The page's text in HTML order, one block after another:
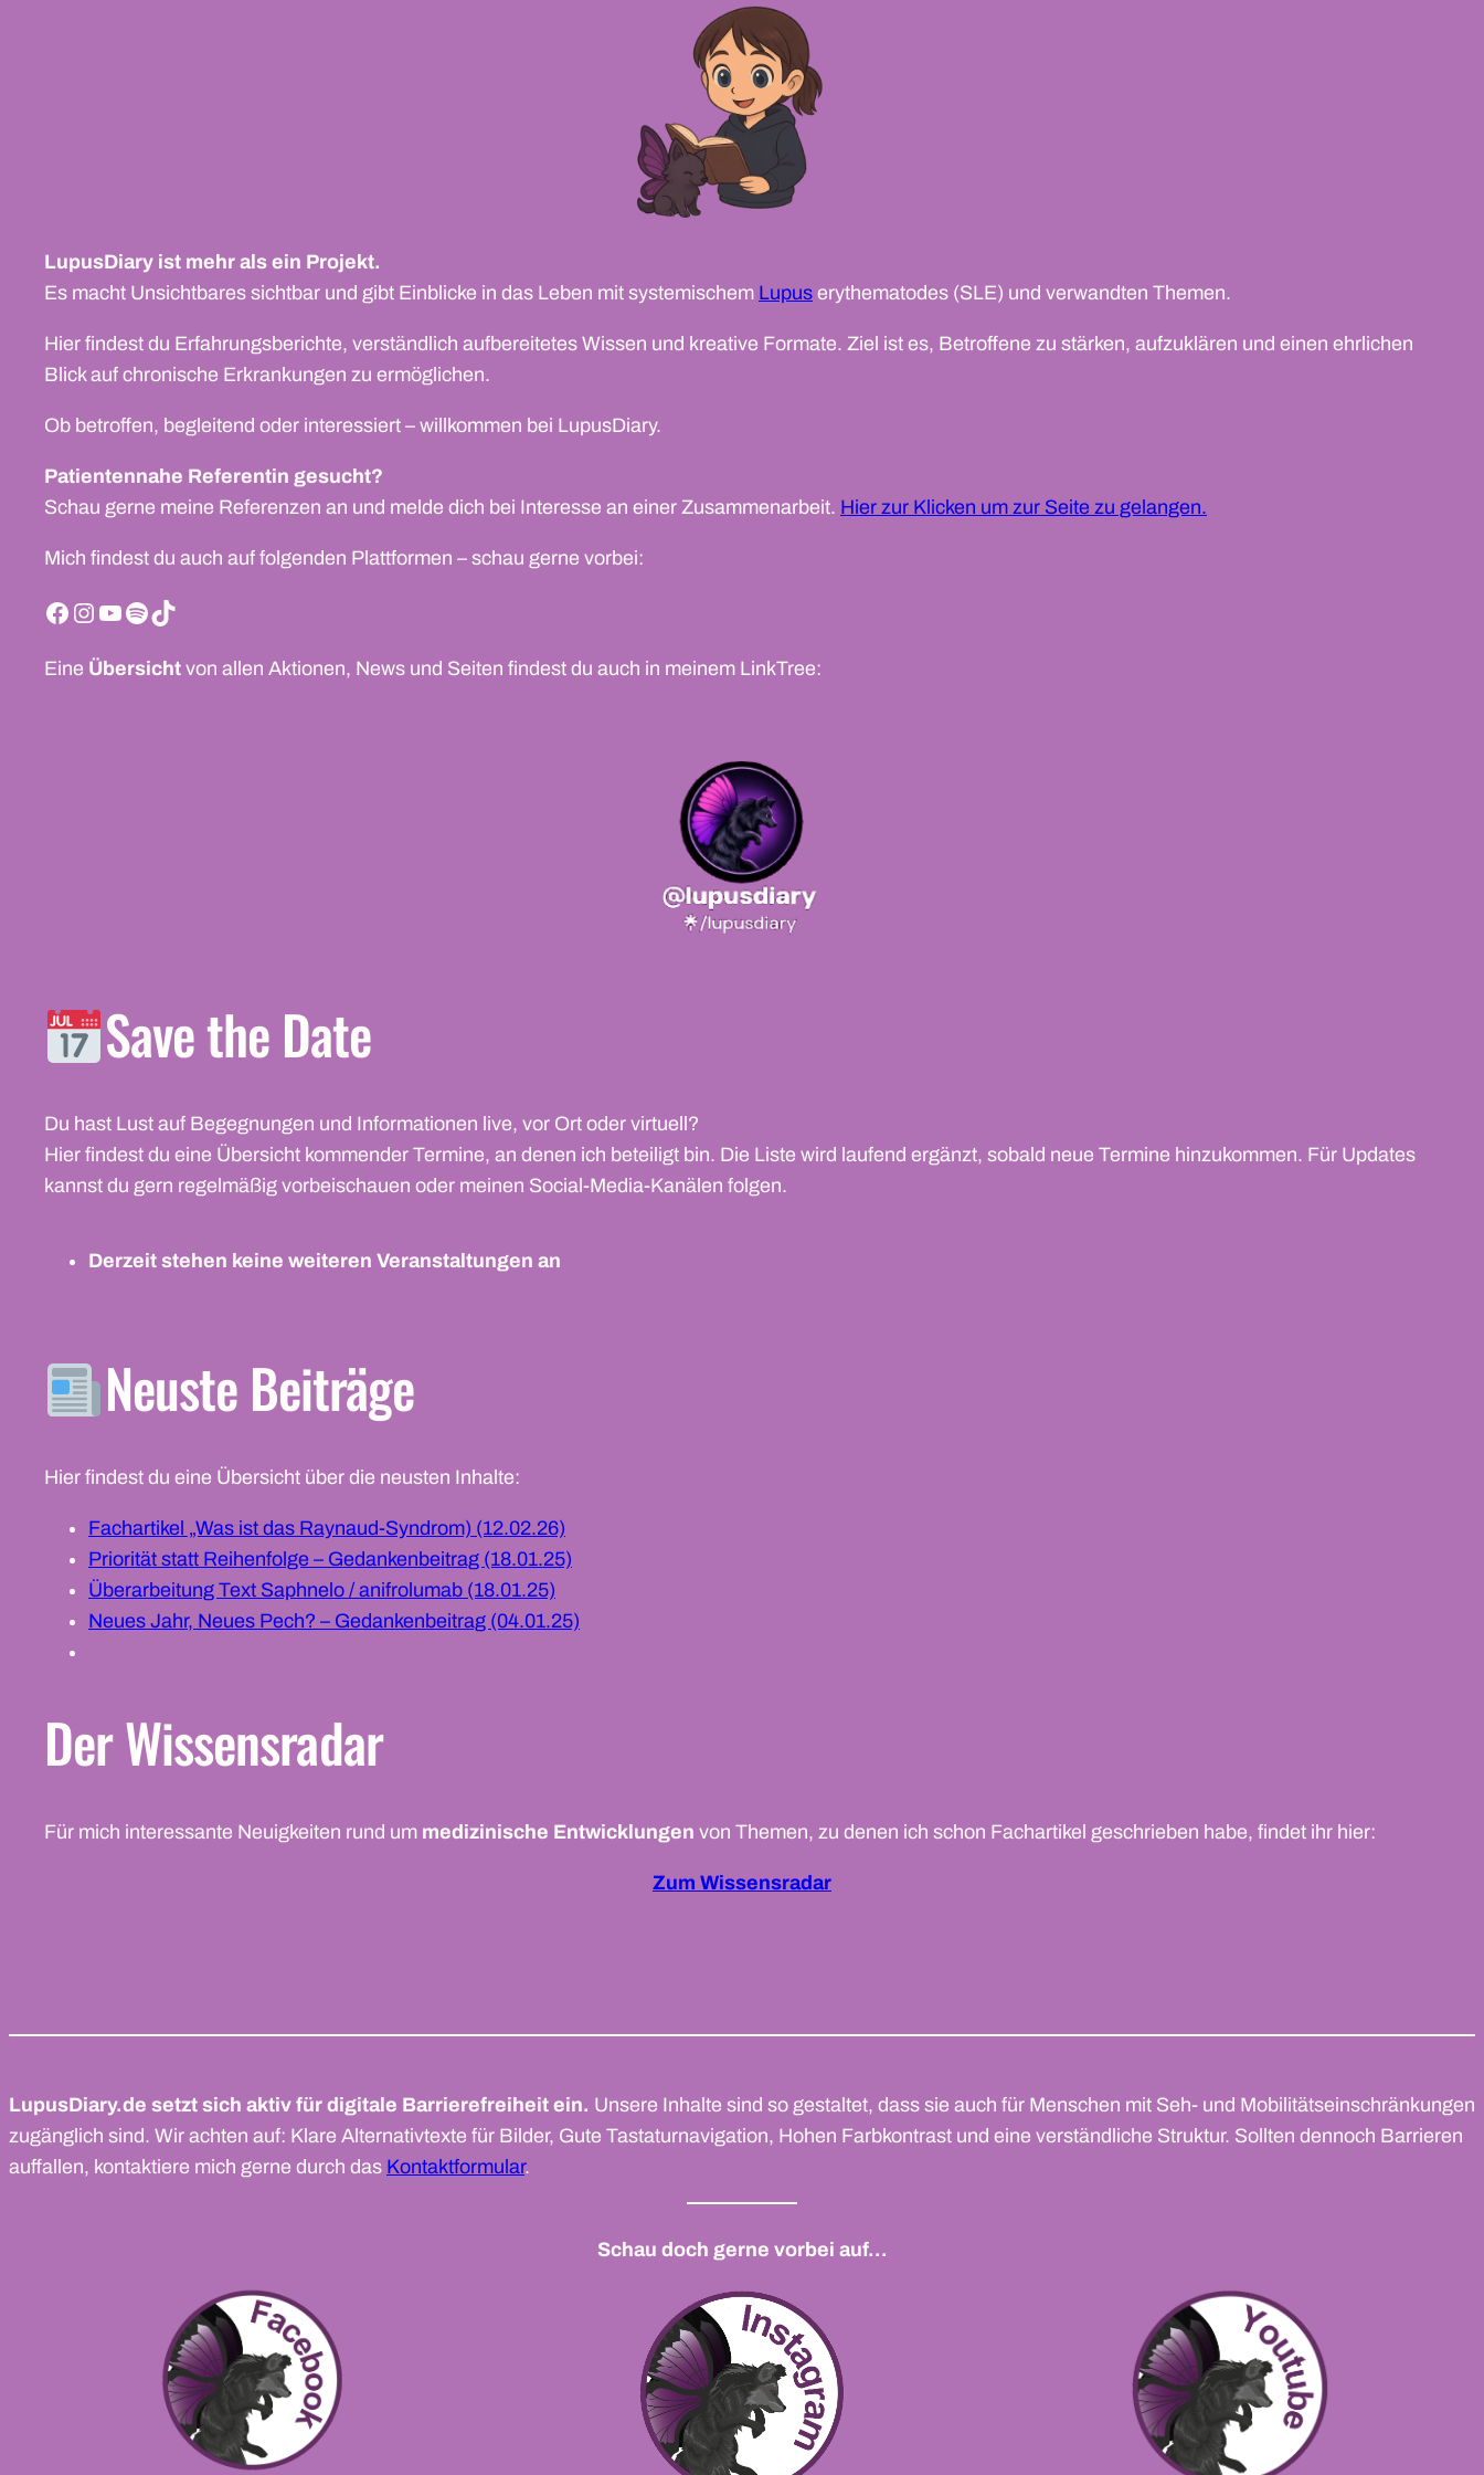
LupusDiary ist mehr als ein Projekt.
Es macht Unsichtbares sichtbar und gibt Einblicke in das Leben mit systemischem Lupus erythematodes (SLE) und verwandten Themen.
Hier findest du Erfahrungsberichte, verständlich aufbereitetes Wissen und kreative Formate. Ziel ist es, Betroffene zu stärken, aufzuklären und einen ehrlichen
Blick auf chronische Erkrankungen zu ermöglichen.
Ob betroffen, begleitend oder interessiert – willkommen bei LupusDiary.
Patientennahe Referentin gesucht?
Schau gerne meine Referenzen an und melde dich bei Interesse an einer Zusammenarbeit. Hier zur Klicken um zur Seite zu gelangen.
Mich findest du auch auf folgenden Plattformen – schau gerne vorbei:
Facebook
Instagram
YouTube
Spotify
TikTok
Eine Übersicht von allen Aktionen, News und Seiten findest du auch in meinem LinkTree:
Save the Date
Du hast Lust auf Begegnungen und Informationen live, vor Ort oder virtuell?
Hier findest du eine Übersicht kommender Termine, an denen ich beteiligt bin. Die Liste wird laufend ergänzt, sobald neue Termine hinzukommen. Für Updates
kannst du gern regelmäßig vorbeischauen oder meinen Social-Media-Kanälen folgen.
Derzeit stehen keine weiteren Veranstaltungen an
Neuste Beiträge
Hier findest du eine Übersicht über die neusten Inhalte:
Fachartikel „Was ist das Raynaud-Syndrom) (12.02.26)
Priorität statt Reihenfolge – Gedankenbeitrag (18.01.25)
Überarbeitung Text Saphnelo / anifrolumab (18.01.25)
Neues Jahr, Neues Pech? – Gedankenbeitrag (04.01.25)
Der Wissensradar
Für mich interessante Neuigkeiten rund um medizinische Entwicklungen von Themen, zu denen ich schon Fachartikel geschrieben habe, findet ihr hier:
Zum Wissensradar
LupusDiary.de setzt sich aktiv für digitale Barrierefreiheit ein. Unsere Inhalte sind so gestaltet, dass sie auch für Menschen mit Seh- und Mobilitätseinschränkungen
zugänglich sind. Wir achten auf: Klare Alternativtexte für Bilder, Gute Tastaturnavigation, Hohen Farbkontrast und eine verständliche Struktur. Sollten dennoch Barrieren
auffallen, kontaktiere mich gerne durch das Kontaktformular.
Schau doch gerne vorbei auf…